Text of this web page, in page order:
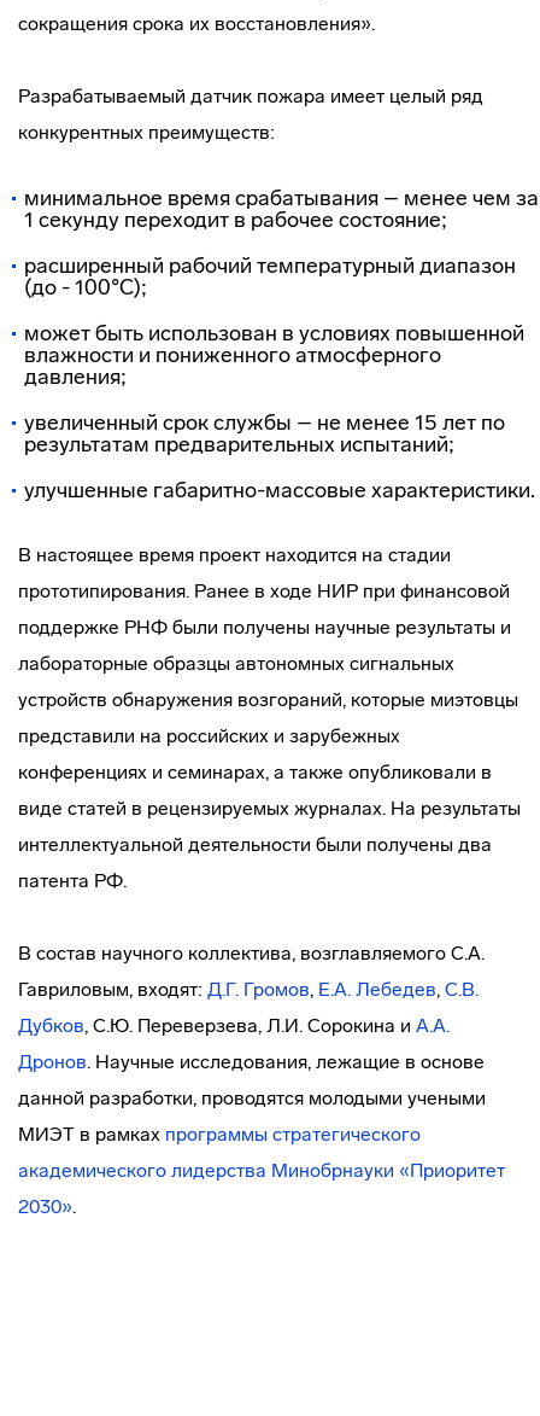
сокращения срока их восстановления».
Разрабатываемый датчик пожара имеет целый ряд
конкурентных преимуществ:
минимальное время срабатывания – менее чем за
1 секунду переходит в рабочее состояние;
расширенный рабочий температурный диапазон
(до - 100°С);
может быть использован в условиях повышенной
влажности и пониженного атмосферного
давления;
увеличенный срок службы – не менее 15 лет по
результатам предварительных испытаний;
улучшенные габаритно-массовые характеристики.
В настоящее время проект находится на стадии
прототипирования. Ранее в ходе НИР при финансовой
поддержке РНФ были получены научные результаты и
лабораторные образцы автономных сигнальных
устройств обнаружения возгораний, которые миэтовцы
представили на российских и зарубежных
конференциях и семинарах, а также опубликовали в
виде статей в рецензируемых журналах. На результаты
интеллектуальной деятельности были получены два
патента РФ.
В состав научного коллектива, возглавляемого С.А.
Гавриловым, входят: Д.Г. Громов, Е.А. Лебедев, С.В.
Дубков, С.Ю. Переверзева, Л.И. Сорокина и А.А.
Дронов. Научные исследования, лежащие в основе
данной разработки, проводятся молодыми учеными
МИЭТ в рамках программы стратегического
академического лидерства Минобрнауки «Приоритет
2030».